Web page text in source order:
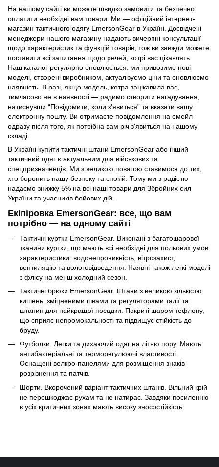
На нашому сайті ви можете швидко замовити та безпечно
оплатити необхідні вам товари. Ми — офіційний інтернет-
магазин тактичного одягу EmersonGear в Україні. Досвідчені
менеджери нашого магазину надають вичерпні консультації
щодо характеристик та функцій товарів, тож ви завжди можете
поставити всі запитання щодо речей, котрі вас цікавлять.
Наш каталог регулярно оновлюється: ми привозимо нові
моделі, створені виробником, актуалізуємо ціни та оновлюємо
наявність. В разі, якщо модель, котра зацікавила вас,
тимчасово не в наявності — радимо створити нагадування,
натиснувши “Повідомити, коли з'явиться” та вказати вашу
електронну пошту. Ви отримаєте повідомлення на емейл
одразу після того, як потрібна вам річ з'явиться на нашому
складі.
В Україні купити тактичні штани EmersonGear або інший
тактичний одяг є актуальним для військових та
спецпризначенців. Ми з великою повагою ставимося до тих,
хто боронить нашу безпеку та спокій. Тому ми з радістю
надаємо знижку 5% на всі наші товари для Збройних сил
України та учасників бойових дій.
Екіпіровка EmersonGear: все, що вам
потрібно — на одному сайті
Тактичні куртки EmersonGear. Виконані з багатошарової
тканини куртки, що мають всі необхідні для польових умов
характеристики: водонепроникність, вітрозахист,
вентиляцію та вологовідведення. Наявні також легкі моделі
з флісу на менш холодний сезон.
Тактичні брюки EmersonGear. Штани з великою кількістю
кишень, зміцненими швами та регуляторами талії та
штанин для найкращої посадки. Покриті шаром тефлону,
що сприяє непромокальності та підвищує стійкість до
бруду.
Футболки. Легки та дихаючий одяг на літню пору. Мають
антибактеріальні та терморегулюючі властивості.
Оснащені велкро-панелями для розміщення знаків
розрізнення та патчів.
Шорти. Вкорочений варіант тактичних штанів. Вільний крій
не перешкоджає рухам та не натирає. Завдяки посиленню
в усіх критичних зонах мають високу зносостійкість.